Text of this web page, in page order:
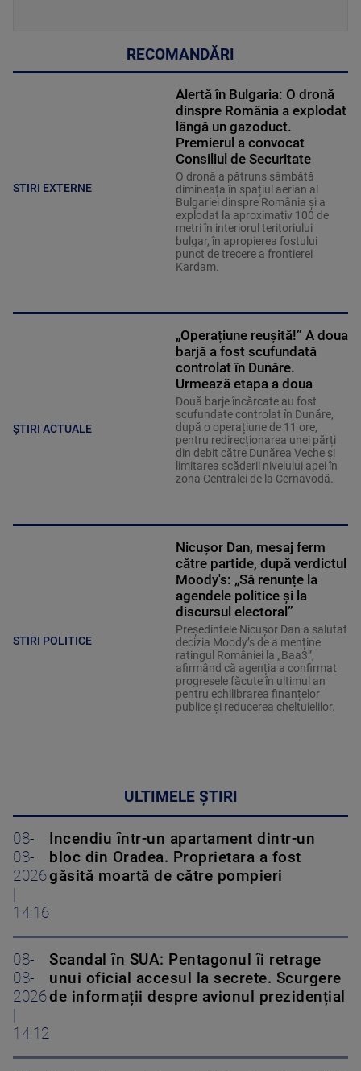
RECOMANDĂRI
STIRI EXTERNE
Alertă în Bulgaria: O dronă
dinspre România a explodat
lângă un gazoduct.
Premierul a convocat
Consiliul de Securitate
O dronă a pătruns sâmbătă
dimineața în spațiul aerian al
Bulgariei dinspre România și a
explodat la aproximativ 100 de
metri în interiorul teritoriului
bulgar, în apropierea fostului
punct de trecere a frontierei
Kardam.
ȘTIRI ACTUALE
„Operațiune reușită!” A doua
barjă a fost scufundată
controlat în Dunăre.
Urmează etapa a doua
Două barje încărcate au fost
scufundate controlat în Dunăre,
după o operațiune de 11 ore,
pentru redirecționarea unei părți
din debit către Dunărea Veche și
limitarea scăderii nivelului apei în
zona Centralei de la Cernavodă.
STIRI POLITICE
Nicușor Dan, mesaj ferm
către partide, după verdictul
Moody's: „Să renunțe la
agendele politice şi la
discursul electoral”
Președintele Nicușor Dan a salutat
decizia Moody’s de a menține
ratingul României la „Baa3”,
afirmând că agenția a confirmat
progresele făcute în ultimul an
pentru echilibrarea finanțelor
publice și reducerea cheltuielilor.
ULTIMELE ȘTIRI
08-
08-
2026
14:16
Incendiu într-un apartament dintr-un
bloc din Oradea. Proprietara a fost
găsită moartă de către pompieri
08-
08-
2026
14:12
Scandal în SUA: Pentagonul îi retrage
unui oficial accesul la secrete. Scurgere
de informații despre avionul prezidențial